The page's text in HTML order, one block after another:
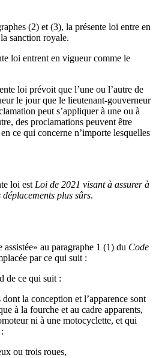
(2) et (3), la présente loi entre en
sanction royale.
loi entrent en vigueur comme le
loi prévoit que l’une ou l’autre de
le jour que le lieutenant-gouverneur
peut s’appliquer à une ou à
des proclamations peuvent être
ce qui concerne n’importe lesquelles
loi est Loi de 2021 visant à assurer à
plus sûrs.
au paragraphe 1 (1) du Code
par ce qui suit :
de ce qui suit :
la conception et l’apparence sont
à la fourche et au cadre apparents,
ni à une motocyclette, et qui
ou trois roues,